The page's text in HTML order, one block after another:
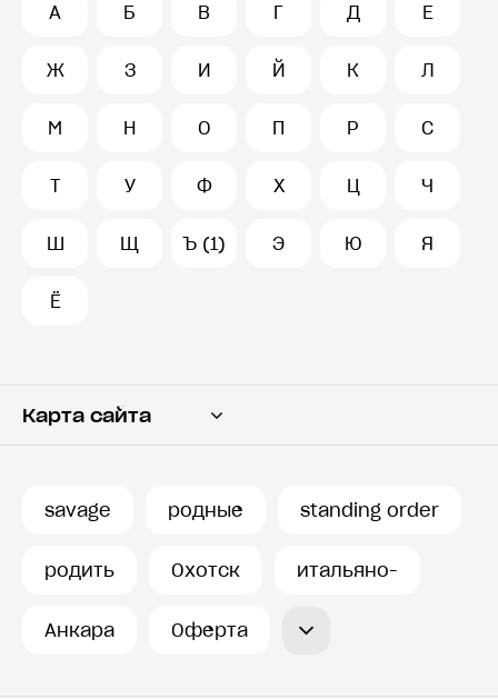
А Б В Г Д Е
Ж З И Й К Л
М Н О П Р С
Т У Ф Х Ц Ч
Ш Щ Ъ (1) Э Ю Я
Ё
Карта сайта
История запросов
savage родные standing order
родить Охотск итальяно-
Анкара Оферта